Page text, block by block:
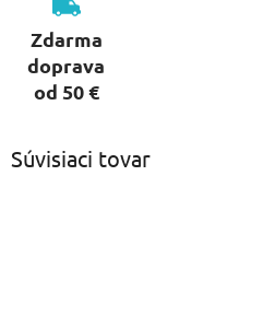
Zdarma
doprava
od 50 €
Súvisiaci tovar